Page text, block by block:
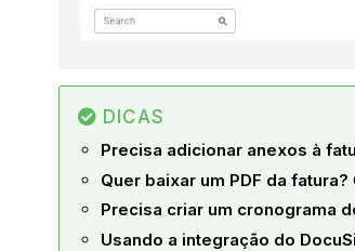
DICAS
Precisa adicionar anexos à
Quer baixar um PDF da fatura?
Precisa criar um cronograma
Usando a integração do